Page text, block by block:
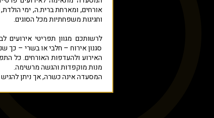
אורחים, ומארחת ברית.ה, ימי הולדת,
וחגיגות משפחתיות מכל הסוגים.
לרשותכם מגוון תפריטי
סגנון אירוח – חלבי או בשרי – כך
האירוע ולהעדפות האורחים. כל
מנות מוקפדות והגשה מרשימה.
המסעדה אינה כשרה, אך ניתן להגיש